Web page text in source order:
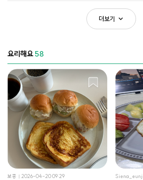
더보기
요리해요58
보콩 2026-04-20 09:29